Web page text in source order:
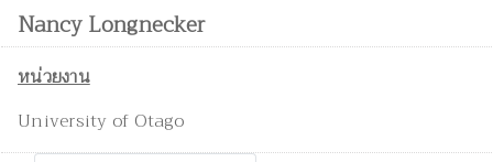
Nancy Longnecker
หน่วยงาน
University of Otago